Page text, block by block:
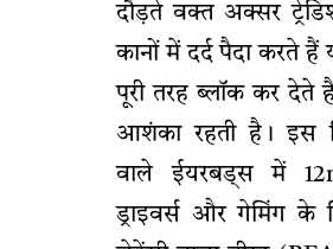
दौड़ते वक्त अक्सर
कानों में दर्द पैदा करते हैं
पूरी तरह ब्लॉक कर देते
आशंका रहती है। इस
वाले ईयरबड्स में
ड्राइवर्स और गेमिंग के